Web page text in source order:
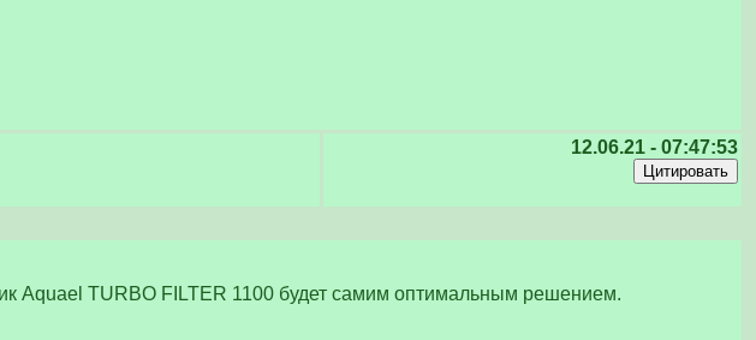
12.06.21 - 07:47:53
Aquael TURBO FILTER 1100 будет самим оптимальным решением.